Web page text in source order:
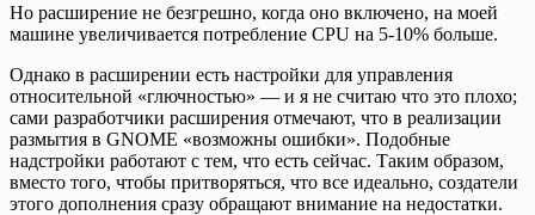
Но расширение не безгрешно, когда оно включено, на моей
машине увеличивается потребление CPU на 5-10% больше.
Однако в расширении есть настройки для управления
относительной «глючностью» — и я не считаю что это плохо;
сами разработчики расширения отмечают, что в реализации
размытия в GNOME «возможны ошибки». Подобные
надстройки работают с тем, что есть сейчас. Таким образом,
вместо того, чтобы притворяться, что все идеально, создатели
этого дополнения сразу обращают внимание на недостатки.